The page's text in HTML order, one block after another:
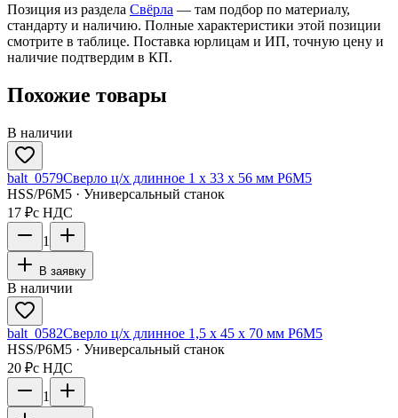
Позиция из раздела Свёрла — там подбор по материалу,
стандарту и наличию. Полные характеристики этой позиции
смотрите в таблице. Поставка юрлицам и ИП, точную цену и
наличие подтвердим в КП.
Похожие товары
В наличии
balt_0579Сверло ц/х длинное 1 х 33 х 56 мм Р6М5
HSS/Р6М5 · Универсальный станок
17 ₽с НДС
1
В заявку
В наличии
balt_0582Сверло ц/х длинное 1,5 х 45 х 70 мм Р6М5
HSS/Р6М5 · Универсальный станок
20 ₽с НДС
1